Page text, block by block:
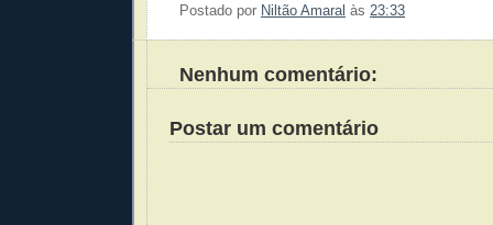
Postado por Niltão Amaral às 23:33
Nenhum comentário:
Postar um comentário